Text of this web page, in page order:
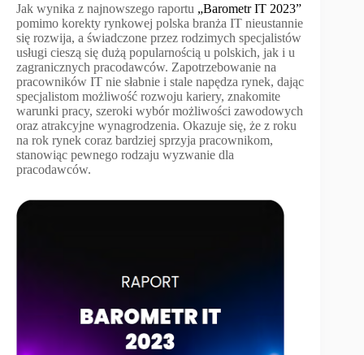
Jak wynika z najnowszego raportu „Barometr IT 2023”
pomimo korekty rynkowej polska branża IT nieustannie
się rozwija, a świadczone przez rodzimych specjalistów
usługi cieszą się dużą popularnością u polskich, jak i u
zagranicznych pracodawców. Zapotrzebowanie na
pracowników IT nie słabnie i stale napędza rynek, dając
specjalistom możliwość rozwoju kariery, znakomite
warunki pracy, szeroki wybór możliwości zawodowych
oraz atrakcyjne wynagrodzenia. Okazuje się, że z roku
na rok rynek coraz bardziej sprzyja pracownikom,
stanowiąc pewnego rodzaju wyzwanie dla
pracodawców.